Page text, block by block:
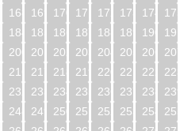
168 169 170 171 172 173 174
184 185 186 187 188 189 190
200 201 202 203 204 205 206
216 217 218 219 220 221 222
232 233 234 235 236 237 238
248 249 250 251 252 253 254